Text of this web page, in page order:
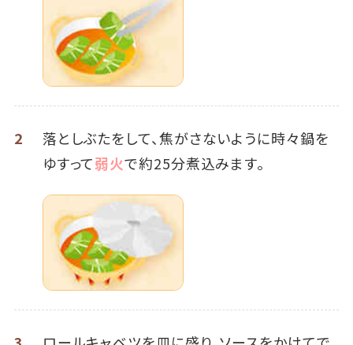
2
落としぶたをして、焦がさないように時々鍋を
ゆすって弱火で約25分煮込みます。